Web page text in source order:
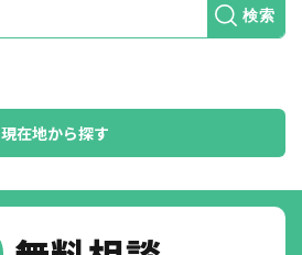
検索
現在地から探す